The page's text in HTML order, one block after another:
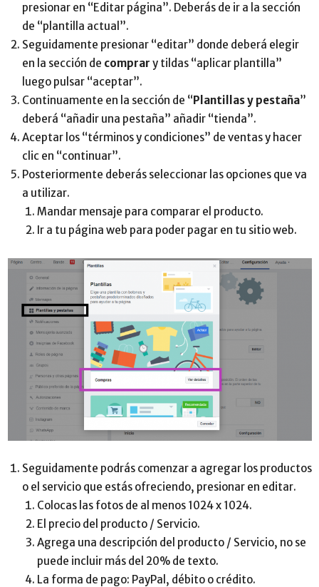
presionar en “Editar página”. Deberás de ir a la sección
de “plantilla actual”.
Seguidamente presionar “editar” donde deberá elegir
en la sección de comprar y tildas “aplicar plantilla”
luego pulsar “aceptar”.
Continuamente en la sección de “Plantillas y pestaña”
deberá “añadir una pestaña” añadir “tienda”.
Aceptar los “términos y condiciones” de ventas y hacer
clic en “continuar”.
Posteriormente deberás seleccionar las opciones que va
a utilizar.
Mandar mensaje para comparar el producto.
Ir a tu página web para poder pagar en tu sitio web.
Seguidamente podrás comenzar a agregar los productos
o el servicio que estás ofreciendo, presionar en editar.
Colocas las fotos de al menos 1024 x 1024.
El precio del producto / Servicio.
Agrega una descripción del producto / Servicio, no se
puede incluir más del 20% de texto.
La forma de pago: PayPal, débito o crédito.